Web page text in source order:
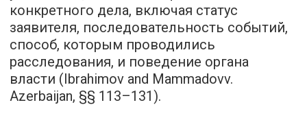
конкретного дела, включая статус
заявителя, последовательность событий,
способ, которым проводились
расследования, и поведение органа
власти (Ibrahimov and Mammadovv.
Azerbaijan, §§ 113–131).